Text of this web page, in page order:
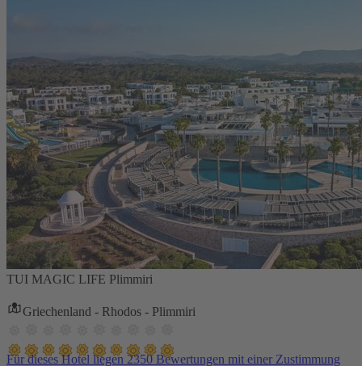
TUI MAGIC LIFE Plimmiri
Griechenland - Rhodos - Plimmiri
Für dieses Hotel liegen 2350 Bewertungen mit einer Zustimmung